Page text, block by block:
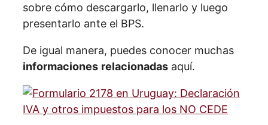
sobre cómo descargarlo, llenarlo y luego
presentarlo ante el BPS.
De igual manera, puedes conocer muchas
informaciones relacionadas aquí.